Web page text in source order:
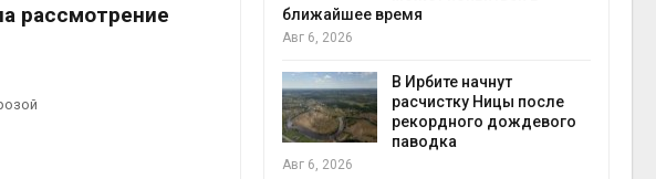
рассмотрение
время
рекордного дождевого
израильской тюрьмы
Авг 5, 2026
Органические яйца